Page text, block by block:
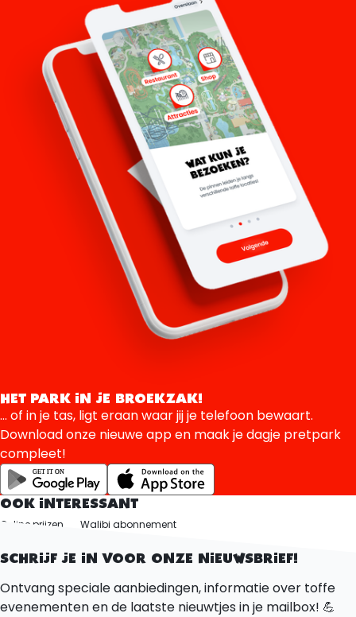
HET PARK IN JE BROEKZAK!
... of in je tas, ligt eraan waar jij je telefoon bewaart.
Download onze nieuwe app en maak je dagje pretpark
compleet!
OOK INTERESSANT
Online prijzen
Walibi abonnement
SCHRIJF JE IN VOOR ONZE NIEUWSBRIEF!
Ontvang speciale aanbiedingen, informatie over toffe
evenementen en de laatste nieuwtjes in je mailbox! 💪